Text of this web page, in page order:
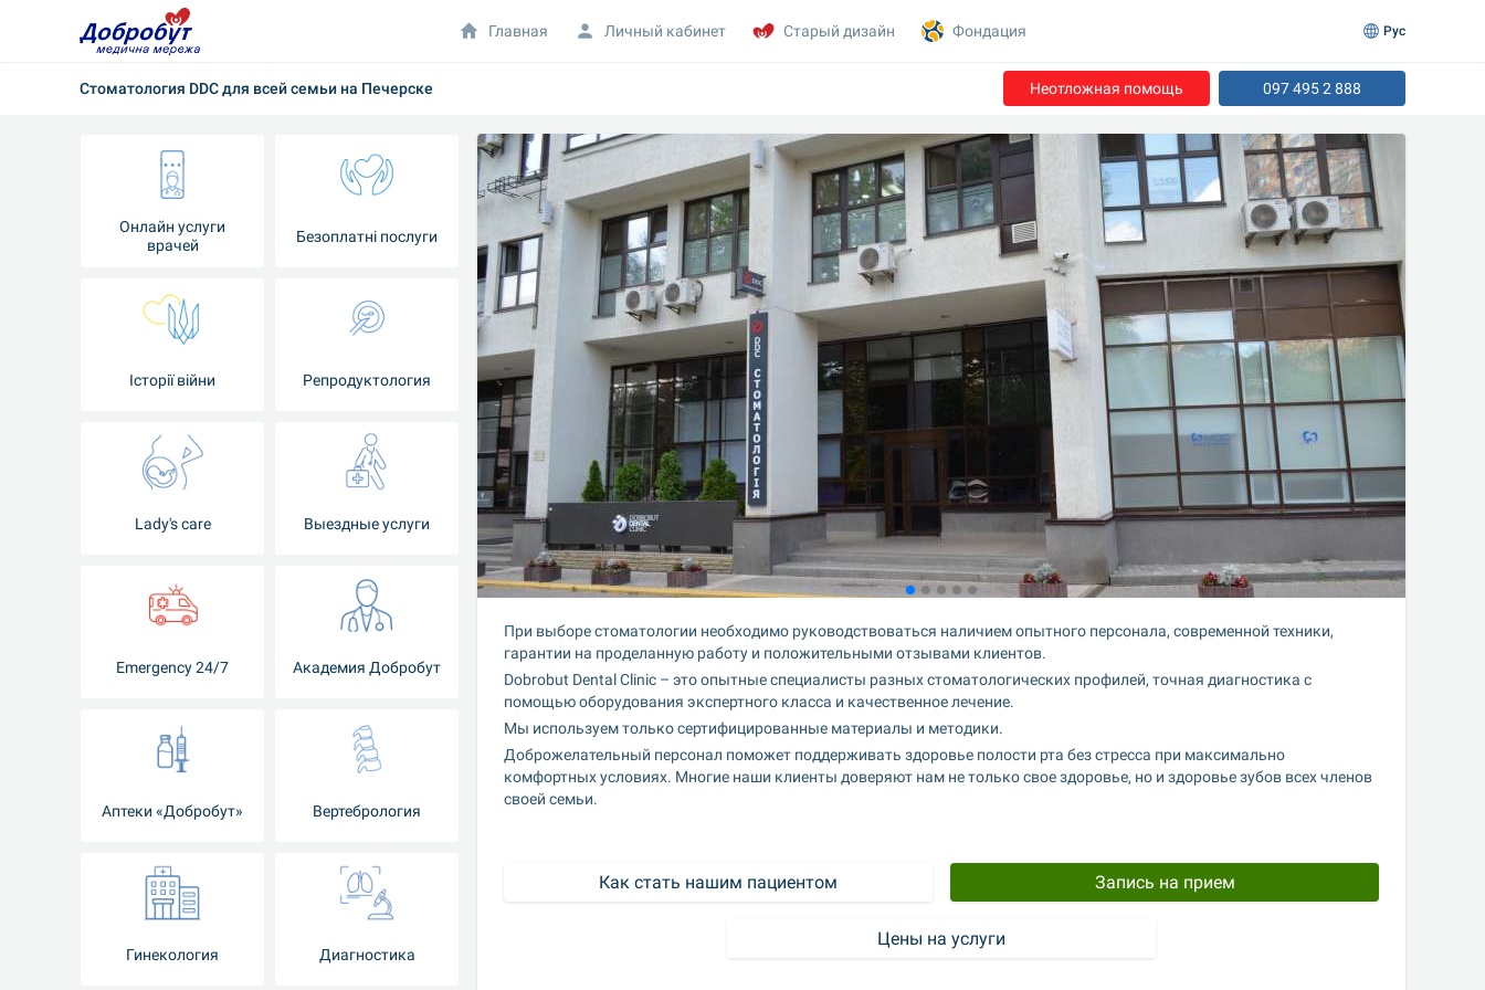
Стоматология DDC для всей семьи на Печерске Неотложная помощь 097 495 2 888
Онлайн услуги
врачей
Безоплатні послуги
Iсторії війни Репродуктология
Lady's care Выездные услуги
Emergency 24/7 Академия Добробут
Аптеки «Добробут» Вертебрология
Гинекология Диагностика
При выборе стоматологии необходимо руководствоваться наличием опытного персонала, современной техники,
гарантии на проделанную работу и положительными отзывами клиентов.
Dobrobut Dental Clinic – это опытные специалисты разных стоматологических профилей, точная диагностика с
помощью оборудования экспертного класса и качественное лечение.
Мы используем только сертифицированные материалы и методики.
Доброжелательный персонал поможет поддерживать здоровье полости рта без стресса при максимально
комфортных условиях. Многие наши клиенты доверяют нам не только свое здоровье, но и здоровье зубов всех членов
своей семьи.
Как стать нашим пациентом Запись на прием
Цены на услуги
Главная Личный кабинет Старый дизайн Фондация Рус